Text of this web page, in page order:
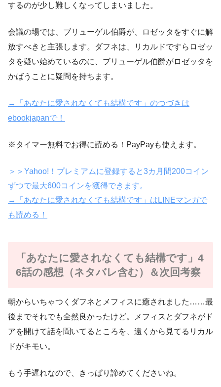
するのが少し難しくなってしまいました。
会議の場では、ブリューゲル伯爵が、ロゼッタをすぐに解
放すべきと主張します。ダフネは、リカルドですらロゼッ
タを疑い始めているのに、ブリューゲル伯爵がロゼッタを
かばうことに疑問を持ちます。
→「あなたに愛されなくても結構です」のつづきは
ebookjapanで！
※タイマー無料でお得に読める！PayPayも使えます。
＞＞Yahoo!！プレミアムに登録すると3カ月間200コイン
ずつで最大600コインを獲得できます。
→「あなたに愛されなくても結構です」はLINEマンガで
も読める！
「あなたに愛されなくても結構です」4
6話の感想（ネタバレ含む）＆次回考察
朝からいちゃつくダフネとメフィスに癒されました……最
後までそれでも全然良かったけど。メフィスとダフネがド
アを開けて話を聞いてるところを、遠くから見てるリカル
ドがキモい。
もう手遅れなので、きっぱり諦めてくださいね。